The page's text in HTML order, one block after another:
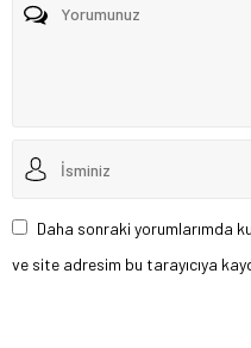
Daha sonraki yorumlarımda
ve site adresim bu tarayıcıya